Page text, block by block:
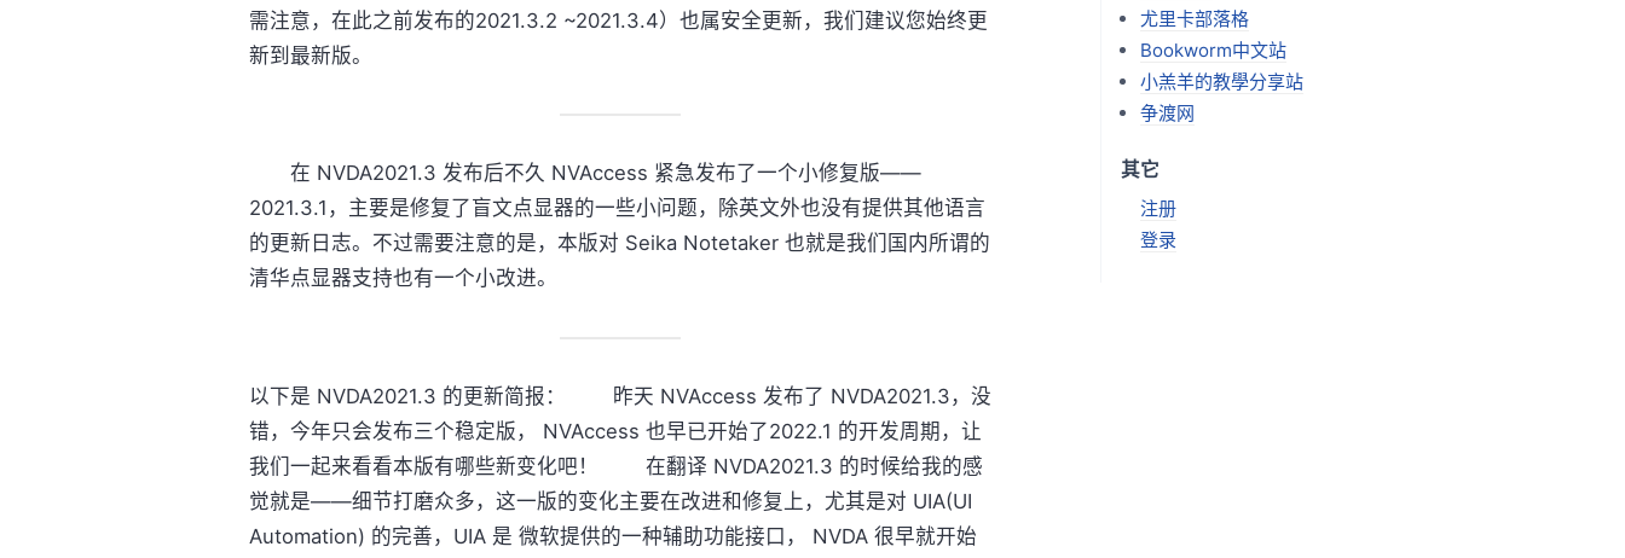
需注意，在此之前发布的2021.3.2 ~2021.3.4）也属安全更新，我们建议您始终更
新到最新版。
在 NVDA2021.3 发布后不久 NVAccess 紧急发布了一个小修复版——
2021.3.1，主要是修复了盲文点显器的一些小问题，除英文外也没有提供其他语言
的更新日志。不过需要注意的是，本版对 Seika Notetaker 也就是我们国内所谓的
清华点显器支持也有一个小改进。
以下是 NVDA2021.3 的更新简报： 昨天 NVAccess 发布了 NVDA2021.3，没
错，今年只会发布三个稳定版， NVAccess 也早已开始了2022.1 的开发周期，让
我们一起来看看本版有哪些新变化吧！ 在翻译 NVDA2021.3 的时候给我的感
觉就是——细节打磨众多，这一版的变化主要在改进和修复上，尤其是对 UIA(UI
Automation) 的完善，UIA 是 微软提供的一种辅助功能接口， NVDA 很早就开始
尤里卡部落格
Bookworm中文站
小羔羊的教學分享站
争渡网
其它
注册
登录